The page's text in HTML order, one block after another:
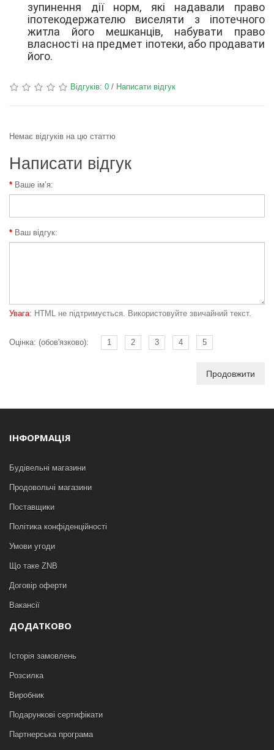
зупинення дії норм, які надавали право
іпотекодержателю виселяти з іпотечного
житла його мешканців, набувати право
власності на предмет іпотеки, або продавати
його.
Відгуків: 0 / Написати відгук
Немає відгуків на цю статтю
Написати відгук
Ваше ім’я:
Ваш відгук:
Увага: HTML не підтримується. Використовуйте звичайний текст.
Оцінка: (обов'язково): 1 2 3 4 5
Продовжити
ІНФОРМАЦІЯ
Будівельні магазини
Продовольчі магазини
Поставщики
Політика конфіденційності
Умови угоди
Що таке ZNB
Договір оферти
Вакансії
ДОДАТКОВО
Історія замовлень
Розсилка
Виробник
Подарункові сертифікати
Партнерська програма